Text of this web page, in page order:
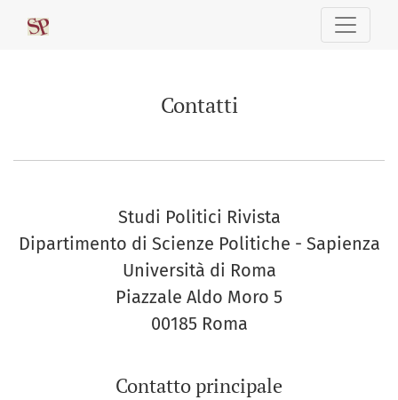
Contatti
Studi Politici Rivista
Dipartimento di Scienze Politiche - Sapienza
Università di Roma
Piazzale Aldo Moro 5
00185 Roma
Contatto principale